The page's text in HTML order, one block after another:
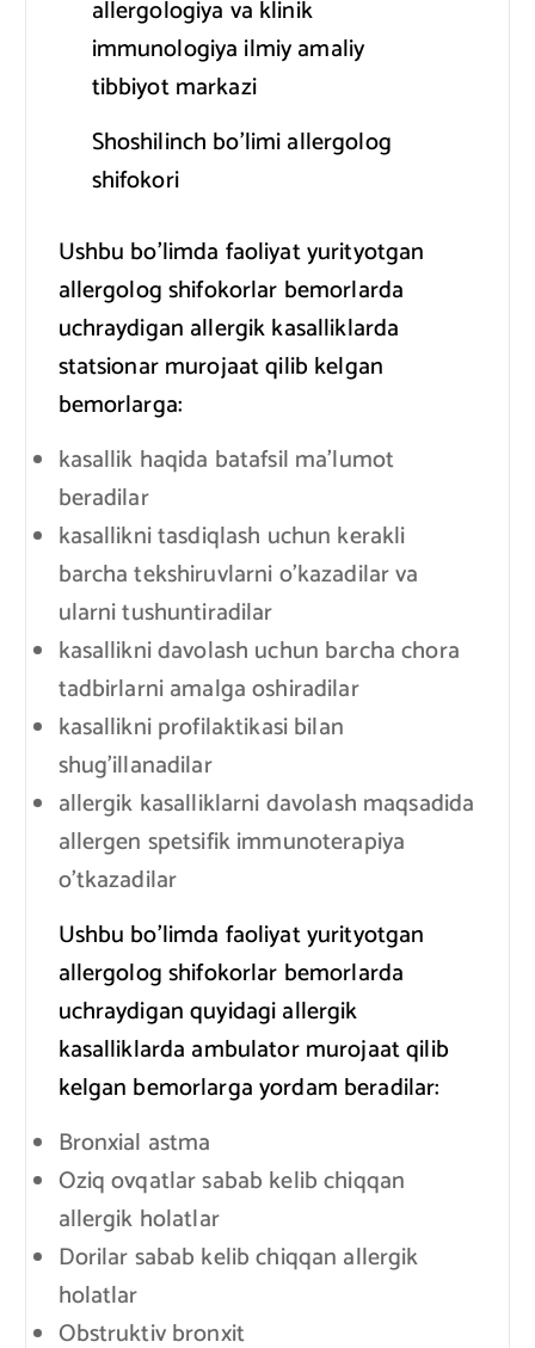
allergologiya va klinik
immunologiya ilmiy amaliy
tibbiyot markazi
Shoshilinch bo’limi allergolog
shifokori
Ushbu bo’limda faoliyat yurityotgan
allergolog shifokorlar bemorlarda
uchraydigan allergik kasalliklarda
statsionar murojaat qilib kelgan
bemorlarga:
kasallik haqida batafsil ma’lumot
beradilar
kasallikni tasdiqlash uchun kerakli
barcha tekshiruvlarni o’kazadilar va
ularni tushuntiradilar
kasallikni davolash uchun barcha chora
tadbirlarni amalga oshiradilar
kasallikni profilaktikasi bilan
shug’illanadilar
allergik kasalliklarni davolash maqsadida
allergen spetsifik immunoterapiya
o’tkazadilar
Ushbu bo’limda faoliyat yurityotgan
allergolog shifokorlar bemorlarda
uchraydigan quyidagi allergik
kasalliklarda ambulator murojaat qilib
kelgan bemorlarga yordam beradilar:
Bronxial astma
Oziq ovqatlar sabab kelib chiqqan
allergik holatlar
Dorilar sabab kelib chiqqan allergik
holatlar
Obstruktiv bronxit